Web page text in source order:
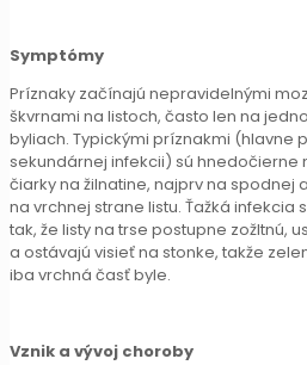
Symptómy
Príznaky začínajú nepravidelnými
škvrnami na listoch, často len na
byliach. Typickými príznakmi (hlavne
sekundárnej infekcii) sú hnedočierne
čiarky na žilnatine, najprv na spodnej
na vrchnej strane listu. Ťažká infekcia
tak, že listy na trse postupne zožltnú,
a ostávajú visieť na stonke, takže
iba vrchná časť byle.
Vznik a vývoj choroby